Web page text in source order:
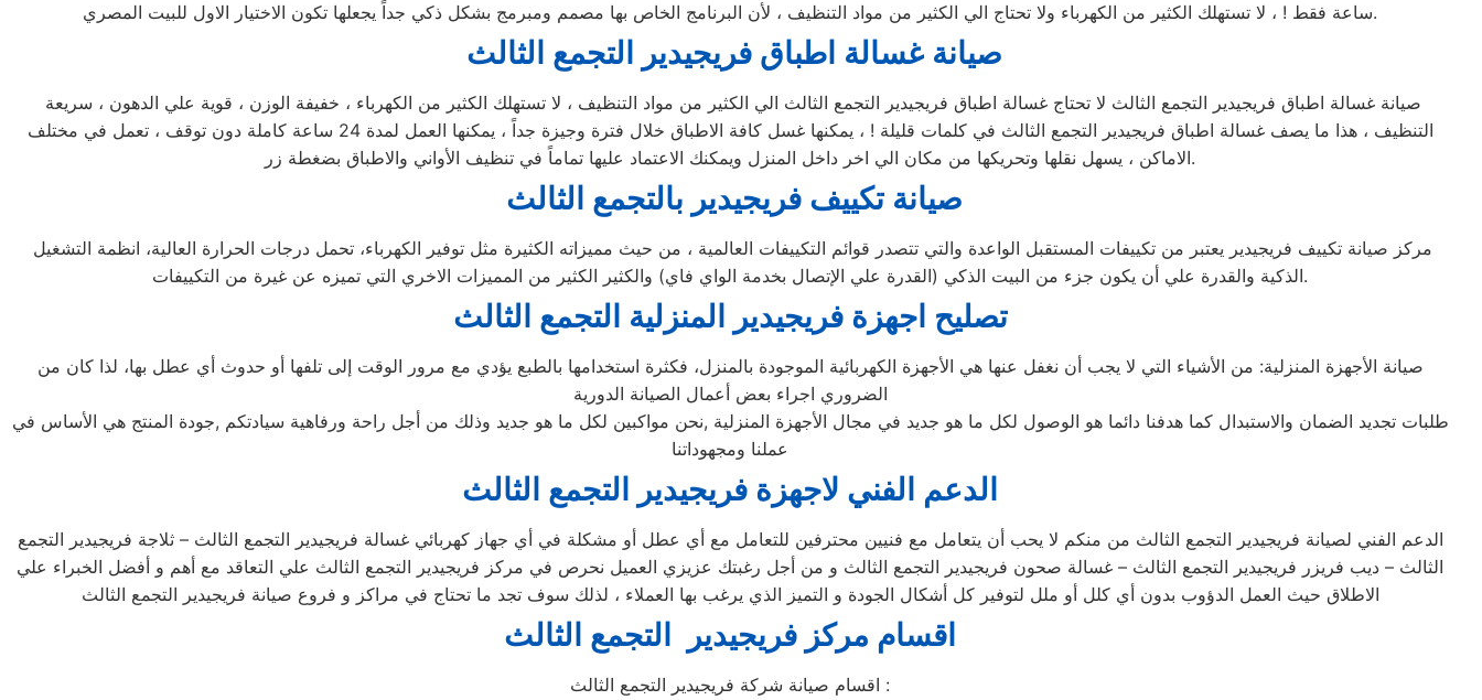
ساعة فقط ! ، لا تستهلك الكثير من الكهرباء ولا تحتاج الي الكثير من مواد التنظيف ، لأن البرنامج الخاص بها مصمم ومبرمج بشكل ذكي جداً يجعلها تكون الاختيار الاول للبيت المصري.
صيانة غسالة اطباق فريجيدير التجمع الثالث
التنظيف ، هذا ما يصف غسالة اطباق فريجيدير التجمع الثالث في كلمات قليلة ! ، يمكنها غسل كافة الاطباق خلال فترة وجيزة جداً ، يمكنها العمل لمدة 24 ساعة كاملة دون توقف ، تعمل في مختلف
الاماكن ، يسهل نقلها وتحريكها من مكان الي اخر داخل المنزل ويمكنك الاعتماد عليها تماماً في تنظيف الأواني والاطباق بضغطة زر.
صيانة تكييف فريجيدير بالتجمع الثالث
الذكية والقدرة علي أن يكون جزء من البيت الذكي (القدرة علي الإتصال بخدمة الواي فاي) والكثير الكثير من المميزات الاخري التي تميزه عن غيرة من التكييفات.
تصليح اجهزةفريجيدير المنزلية التجمع الثالث
صيانة الأجهزة المنزلية: من الأشياء التي لا يجب أن نغفل عنها هي الأجهزة الكهربائية الموجودة بالمنزل، فكثرة استخدامها بالطبع يؤدي مع مرور الوقت إلى تلفها أو حدوث أي عطل بها، لذا كان من
الضروري اجراء بعض أعمال الصيانة الدورية
طلبات تجديد الضمان والاستبدال كما هدفنا دائما هو الوصول لكل ما هو جديد في مجال الأجهزة المنزلية ,نحن مواكبين لكل ما هو جديد وذلك من أجل راحة ورفاهية سيادتكم ,جودة المنتج هي الأساس في
عملنا ومجهوداتنا
الدعم الفني لاجهزة فريجيدير التجمع الثالث
الدعم الفني لصيانة فريجيدير التجمع الثالث من منكم لا يحب أن يتعامل مع فنيين محترفين للتعامل مع أي عطل أو مشكلة في أي جهاز كهربائي غسالة فريجيدير التجمع الثالث – ثلاجة فريجيدير التجمع
الثالث – ديب فريزر فريجيدير التجمع الثالث – غسالة صحون فريجيدير التجمع الثالث و من أجل رغبتك عزيزي العميل نحرص في مركز فريجيدير التجمع الثالث علي التعاقد مع أهم و أفضل الخبراء علي
الاطلاق حيث العمل الدؤوب بدون أي كلل أو ملل لتوفير كل أشكال الجودة و التميز الذي يرغب بها العملاء ، لذلك سوف تجد ما تحتاج في مراكز و فروع صيانة فريجيدير التجمع الثالث
اقسام مركز فريجيدير التجمع الثالث
اقسام صيانة شركة فريجيدير التجمع الثالث :